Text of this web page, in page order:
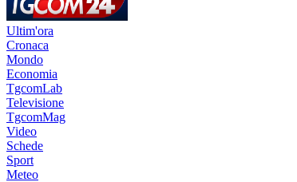
Ultim'ora
Cronaca
Mondo
Economia
TgcomLab
Televisione
TgcomMag
Video
Schede
Sport
Meteo